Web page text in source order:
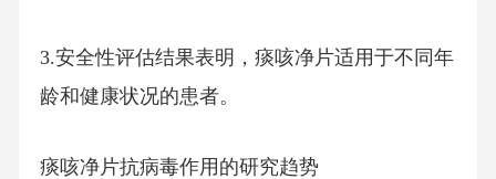
3.安全性评估结果表明，痰咳净片适用于不同年
龄和健康状况的患者。
痰咳净片抗病毒作用的研究趋势